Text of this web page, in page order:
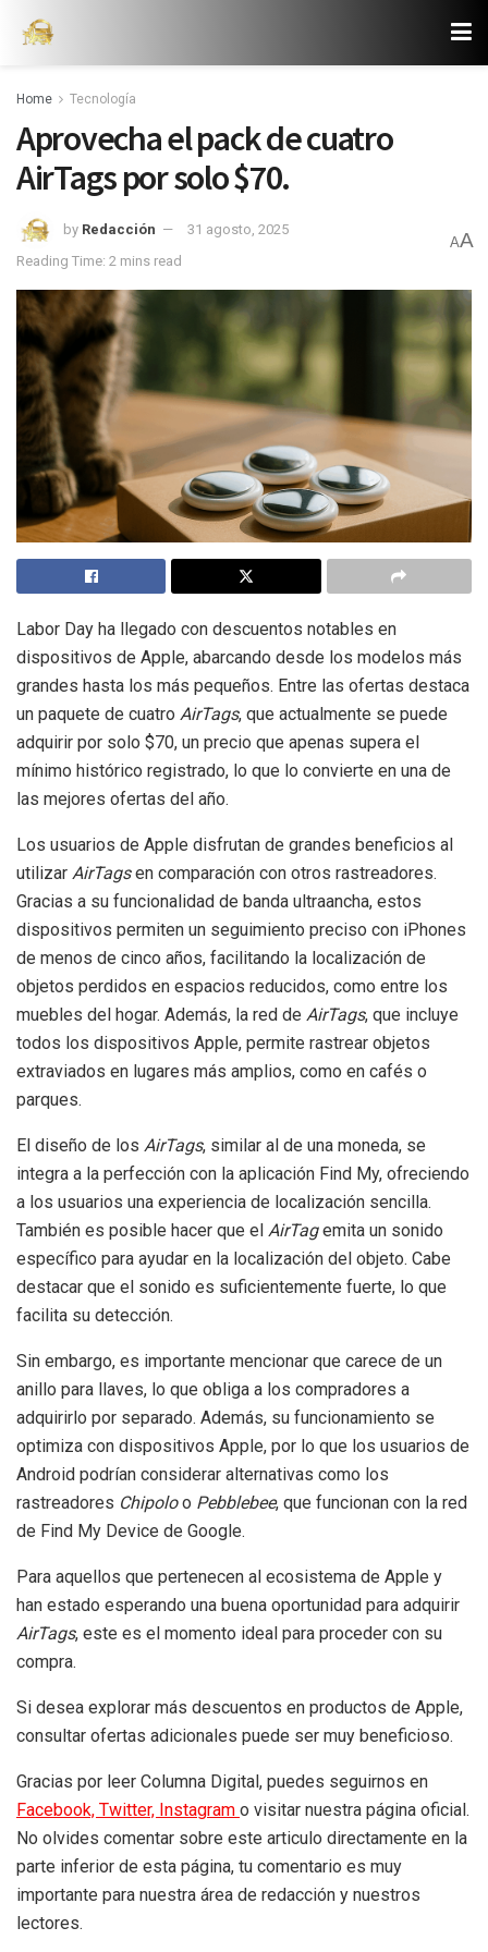
Home Tecnología
Aprovecha el pack de cuatro
AirTags por solo $70.
by Redacción
31 agosto, 2025
Reading Time: 2 mins read
AA
Labor Day ha llegado con descuentos notables en
dispositivos de Apple, abarcando desde los modelos más
grandes hasta los más pequeños. Entre las ofertas destaca
un paquete de cuatro AirTags, que actualmente se puede
adquirir por solo $70, un precio que apenas supera el
mínimo histórico registrado, lo que lo convierte en una de
las mejores ofertas del año.
Los usuarios de Apple disfrutan de grandes beneficios al
utilizar AirTagsen comparación con otros rastreadores.
Gracias a su funcionalidad de banda ultraancha, estos
dispositivos permiten un seguimiento preciso con iPhones
de menos de cinco años, facilitando la localización de
objetos perdidos en espacios reducidos, como entre los
muebles del hogar. Además, la red de AirTags, que incluye
todos los dispositivos Apple, permite rastrear objetos
extraviados en lugares más amplios, como en cafés o
parques.
El diseño de los AirTags, similar al de una moneda, se
integra a la perfección con la aplicación Find My, ofreciendo
a los usuarios una experiencia de localización sencilla.
También es posible hacer que el AirTagemita un sonido
específico para ayudar en la localización del objeto. Cabe
destacar que el sonido es suficientemente fuerte, lo que
facilita su detección.
Sin embargo, es importante mencionar que carece de un
anillo para llaves, lo que obliga a los compradores a
adquirirlo por separado. Además, su funcionamiento se
optimiza con dispositivos Apple, por lo que los usuarios de
Android podrían considerar alternativas como los
rastreadores Chipoloo Pebblebee, que funcionan con la red
de Find My Device de Google.
Para aquellos que pertenecen al ecosistema de Apple y
han estado esperando una buena oportunidad para adquirir
AirTags, este es el momento ideal para proceder con su
compra.
Si desea explorar más descuentos en productos de Apple,
consultar ofertas adicionales puede ser muy beneficioso.
Gracias por leer Columna Digital, puedes seguirnos en
Facebook, Twitter, Instagram o visitar nuestra página oficial.
No olvides comentar sobre este articulo directamente en la
parte inferior de esta página, tu comentario es muy
importante para nuestra área de redacción y nuestros
lectores.